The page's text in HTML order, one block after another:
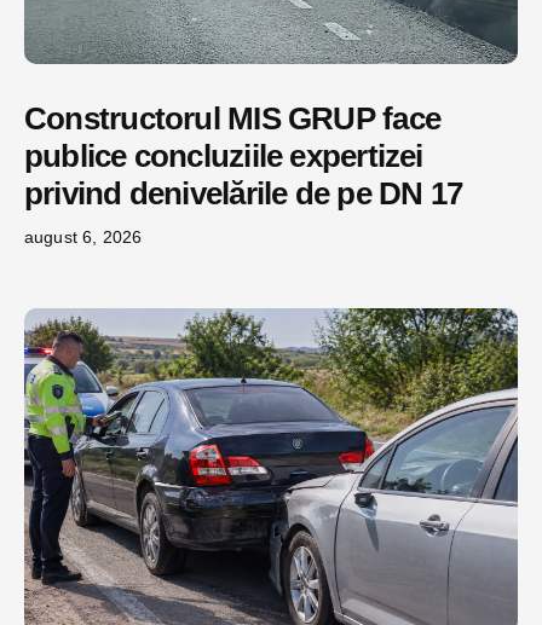
Constructorul MIS GRUP face
publice concluziile expertizei
privind denivelările de pe DN 17
august 6, 2026